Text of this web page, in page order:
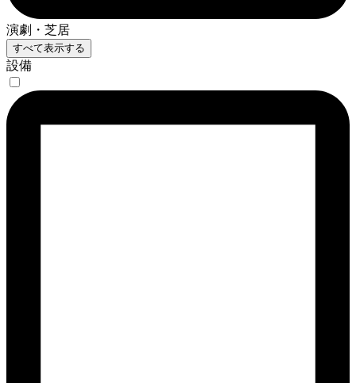
演劇・芝居
すべて表示する
設備